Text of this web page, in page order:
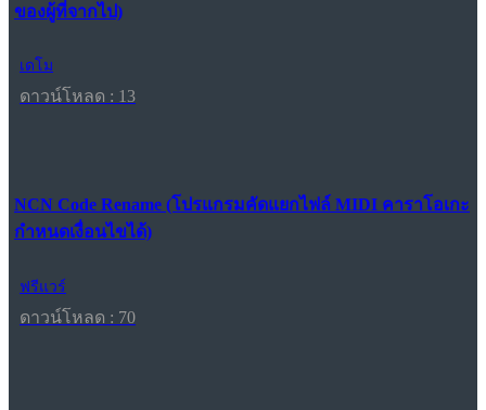
ของผู้ที่จากไป)
เดโม
ดาวน์โหลด : 13
NCN Code Rename (โปรแกรมคัดแยกไฟล์ MIDI คาราโอเกะ
กำหนดเงื่อนไขได้)
ฟรีแวร์
ดาวน์โหลด : 70